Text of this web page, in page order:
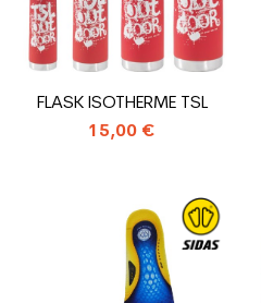
FLASK ISOTHERME TSL
15,00 €